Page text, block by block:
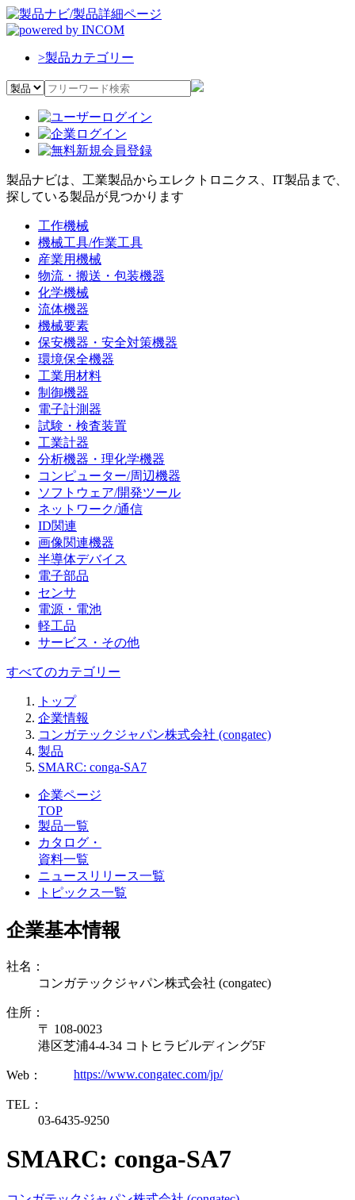
>製品カテゴリー
製品ナビは、工業製品からエレクトロニクス、IT製品まで、
探している製品が見つかります
工作機械
機械工具/作業工具
産業用機械
物流・搬送・包装機器
化学機械
流体機器
機械要素
保安機器・安全対策機器
環境保全機器
工業用材料
制御機器
電子計測器
試験・検査装置
工業計器
分析機器・理化学機器
コンピューター/周辺機器
ソフトウェア/開発ツール
ネットワーク/通信
ID関連
画像関連機器
半導体デバイス
電子部品
センサ
電源・電池
軽工品
サービス・その他
すべてのカテゴリー
トップ
企業情報
コンガテックジャパン株式会社 (congatec)
製品
SMARC: conga-SA7
企業ページ
TOP
製品一覧
カタログ・
資料一覧
ニュースリリース一覧
トピックス一覧
企業基本情報
社名：
コンガテックジャパン株式会社 (congatec)
住所：
〒 108-0023
港区芝浦4-4-34 コトヒラビルディング5F
Web： https://www.congatec.com/jp/
TEL：
03-6435-9250
SMARC: conga-SA7